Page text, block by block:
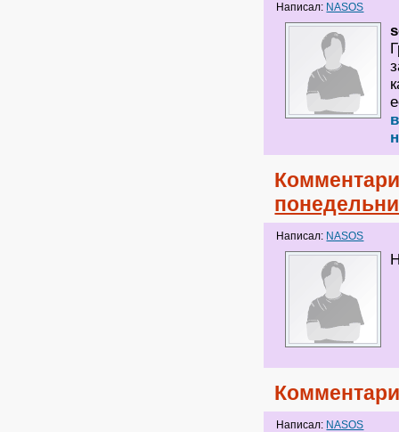
Написал: NASOS
Написал: NASOS
Написал: NASOS